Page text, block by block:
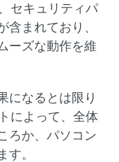
セキュリティパ
含まれており、
ーズな動作を維
になるとは限り
によって、全体
ろか、パソコン
。